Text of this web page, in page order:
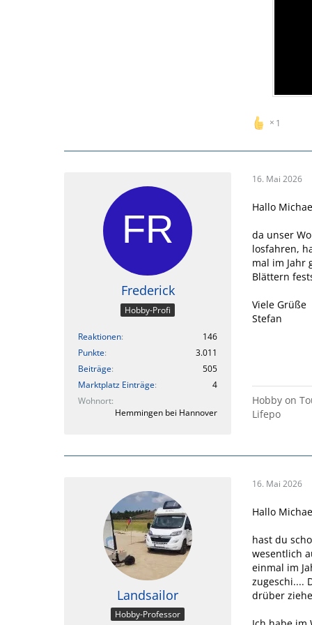
1
Frederick
Hobby-Profi
Reaktionen
146
Punkte
3.011
Beiträge
505
Marktplatz Einträge
4
Wohnort
Hemmingen bei Hannover
16. Mai 2026
Hallo
da unser
losfahren,
mal im Jahr
Blättern
Viele Grüße
Stefan
Hobby on
Lifepo
Landsailor
Hobby-Professor
16. Mai 2026
Hallo
hast du
wesentlich
einmal im
zugeschi....
drüber